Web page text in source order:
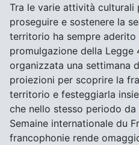
Tra le varie attività culturali
proseguire e sostenere la
territorio ha sempre aderito
promulgazione della Legge
organizzata una settimana
proiezioni per scoprire la
territorio e festeggiarla
che nello stesso periodo
Semaine internationale du
francophonie rende